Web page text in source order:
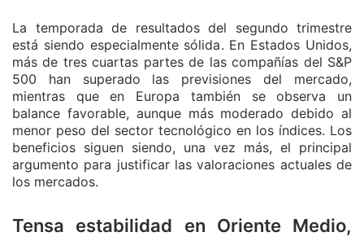
La temporada de resultados del segundo trimestre
está siendo especialmente sólida. En Estados Unidos,
más de tres cuartas partes de las compañías del S&P
500 han superado las previsiones del mercado,
mientras que en Europa también se observa un
balance favorable, aunque más moderado debido al
menor peso del sector tecnológico en los índices. Los
beneficios siguen siendo, una vez más, el principal
argumento para justificar las valoraciones actuales de
los mercados.
Tensa estabilidad en Oriente Medio,